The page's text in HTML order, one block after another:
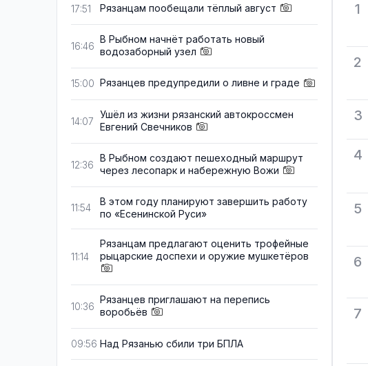
17:51 Рязанцам пообещали тёплый август
16:46
В Рыбном начнёт работать новый
водозаборный узел
15:00 Рязанцев предупредили о ливне и граде
14:07
Ушёл из жизни рязанский автокроссмен
Евгений Свечников
12:36
В Рыбном создают пешеходный маршрут
через лесопарк и набережную Вожи
11:54
В этом году планируют завершить работу
по «Есенинской Руси»
11:14
Рязанцам предлагают оценить трофейные
рыцарские доспехи и оружие мушкетёров
10:36
Рязанцев приглашают на перепись
воробьёв
09:56 Над Рязанью сбили три БПЛА
1
2
3
4
5
6
7